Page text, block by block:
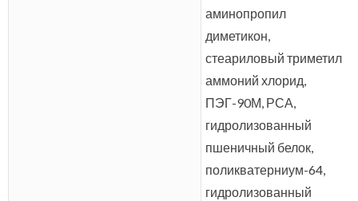
аминопропил
диметикон,
стеариловый триметил
аммоний хлорид,
ПЭГ-90М, РСА,
гидролизованный
пшеничный белок,
поликватерниум-64,
гидролизованный